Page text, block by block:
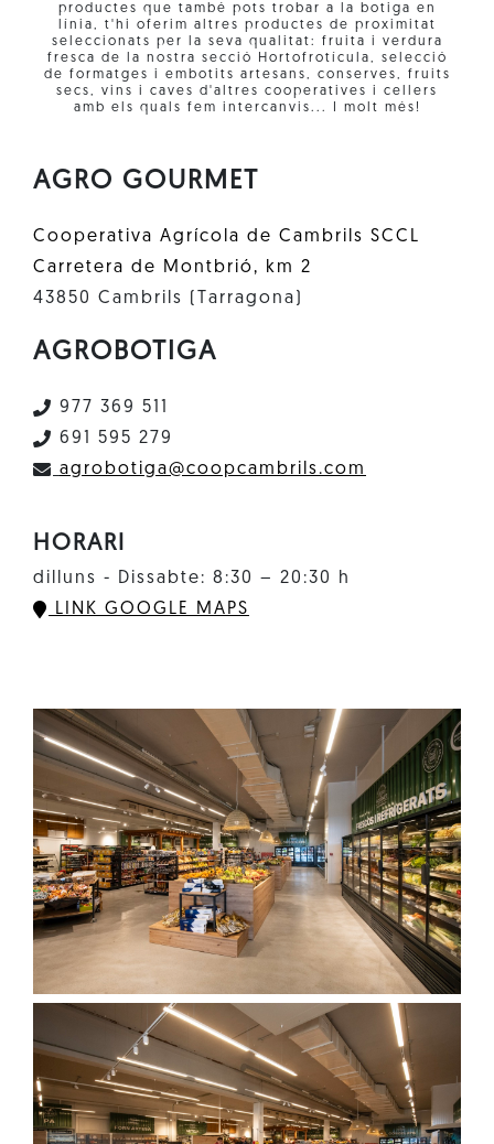
productes que també pots trobar a la botiga en
línia, t'hi oferim altres productes de proximitat
seleccionats per la seva qualitat: fruita i verdura
fresca de la nostra secció Hortofrotícula, selecció
de formatges i embotits artesans, conserves, fruits
secs, vins i caves d'altres cooperatives i cellers
amb els quals fem intercanvis... I molt més!
AGRO GOURMET
Cooperativa Agrícola de Cambrils SCCL
Carretera de Montbrió, km 2
43850 Cambrils (Tarragona)
AGROBOTIGA
977 369 511
691 595 279
agrobotiga@coopcambrils.com
HORARI
dilluns - Dissabte: 8:30 – 20:30 h
LINK GOOGLE MAPS